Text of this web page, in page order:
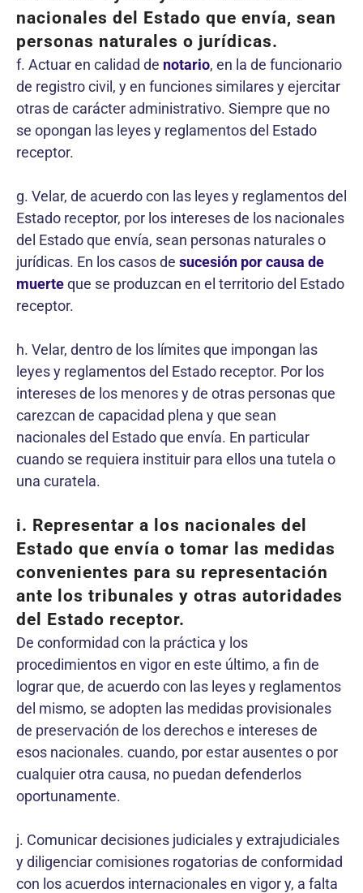
nacionales del Estado que envía, sean
personas naturales o jurídicas.
f. Actuar en calidad de notario, en la de funcionario
de registro civil, y en funciones similares y ejercitar
otras de carácter administrativo. Siempre que no
se opongan las leyes y reglamentos del Estado
receptor.
g. Velar, de acuerdo con las leyes y reglamentos del
Estado receptor, por los intereses de los nacionales
del Estado que envía, sean personas naturales o
jurídicas. En los casos de sucesión por causa de
muerteque se produzcan en el territorio del Estado
receptor.
h. Velar, dentro de los límites que impongan las
leyes y reglamentos del Estado receptor. Por los
intereses de los menores y de otras personas que
carezcan de capacidad plena y que sean
nacionales del Estado que envía. En particular
cuando se requiera instituir para ellos una tutela o
una curatela.
i. Representar a los nacionales del
Estado que envía o tomar las medidas
convenientes para su representación
ante los tribunales y otras autoridades
del Estado receptor.
De conformidad con la práctica y los
procedimientos en vigor en este último, a fin de
lograr que, de acuerdo con las leyes y reglamentos
del mismo, se adopten las medidas provisionales
de preservación de los derechos e intereses de
esos nacionales. cuando, por estar ausentes o por
cualquier otra causa, no puedan defenderlos
oportunamente.
j. Comunicar decisiones judiciales y extrajudiciales
y diligenciar comisiones rogatorias de conformidad
con los acuerdos internacionales en vigor y, a falta